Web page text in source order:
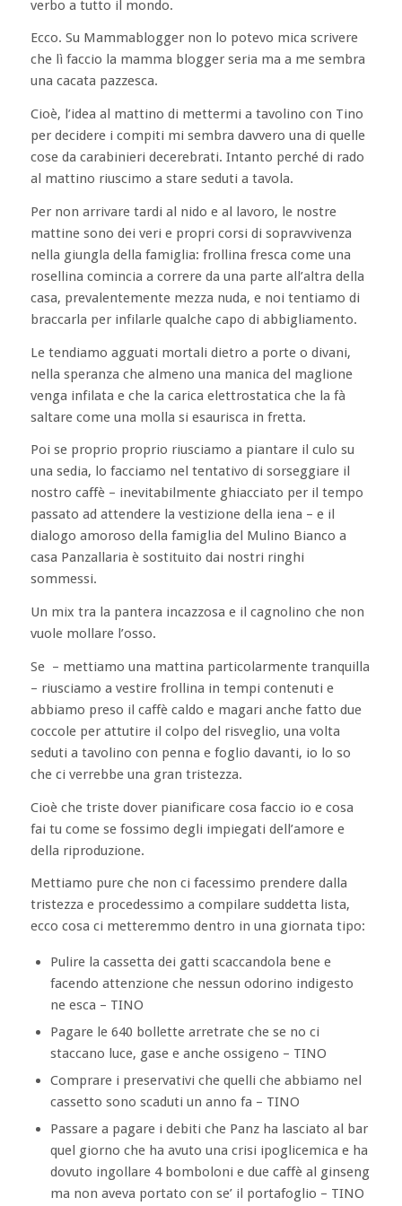
verbo a tutto il mondo.
Ecco. Su Mammablogger non lo potevo mica scrivere
che lì faccio la mamma blogger seria ma a me sembra
una cacata pazzesca.
Cioè, l’idea al mattino di mettermi a tavolino con Tino
per decidere i compiti mi sembra davvero una di quelle
cose da carabinieri decerebrati. Intanto perché di rado
al mattino riuscimo a stare seduti a tavola.
Per non arrivare tardi al nido e al lavoro, le nostre
mattine sono dei veri e propri corsi di sopravvivenza
nella giungla della famiglia: frollina fresca come una
rosellina comincia a correre da una parte all’altra della
casa, prevalentemente mezza nuda, e noi tentiamo di
braccarla per infilarle qualche capo di abbigliamento.
Le tendiamo agguati mortali dietro a porte o divani,
nella speranza che almeno una manica del maglione
venga infilata e che la carica elettrostatica che la fà
saltare come una molla si esaurisca in fretta.
Poi se proprio proprio riusciamo a piantare il culo su
una sedia, lo facciamo nel tentativo di sorseggiare il
nostro caffè – inevitabilmente ghiacciato per il tempo
passato ad attendere la vestizione della iena – e il
dialogo amoroso della famiglia del Mulino Bianco a
casa Panzallaria è sostituito dai nostri ringhi
sommessi.
Un mix tra la pantera incazzosa e il cagnolino che non
vuole mollare l’osso.
Se – mettiamo una mattina particolarmente tranquilla
– riusciamo a vestire frollina in tempi contenuti e
abbiamo preso il caffè caldo e magari anche fatto due
coccole per attutire il colpo del risveglio, una volta
seduti a tavolino con penna e foglio davanti, io lo so
che ci verrebbe una gran tristezza.
Cioè che triste dover pianificare cosa faccio io e cosa
fai tu come se fossimo degli impiegati dell’amore e
della riproduzione.
Mettiamo pure che non ci facessimo prendere dalla
tristezza e procedessimo a compilare suddetta lista,
ecco cosa ci metteremmo dentro in una giornata tipo:
Pulire la cassetta dei gatti scaccandola bene e
facendo attenzione che nessun odorino indigesto
ne esca – TINO
Pagare le 640 bollette arretrate che se no ci
staccano luce, gase e anche ossigeno – TINO
Comprare i preservativi che quelli che abbiamo nel
cassetto sono scaduti un anno fa – TINO
Passare a pagare i debiti che Panz ha lasciato al bar
quel giorno che ha avuto una crisi ipoglicemica e ha
dovuto ingollare 4 bomboloni e due caffè al ginseng
ma non aveva portato con se’ il portafoglio – TINO